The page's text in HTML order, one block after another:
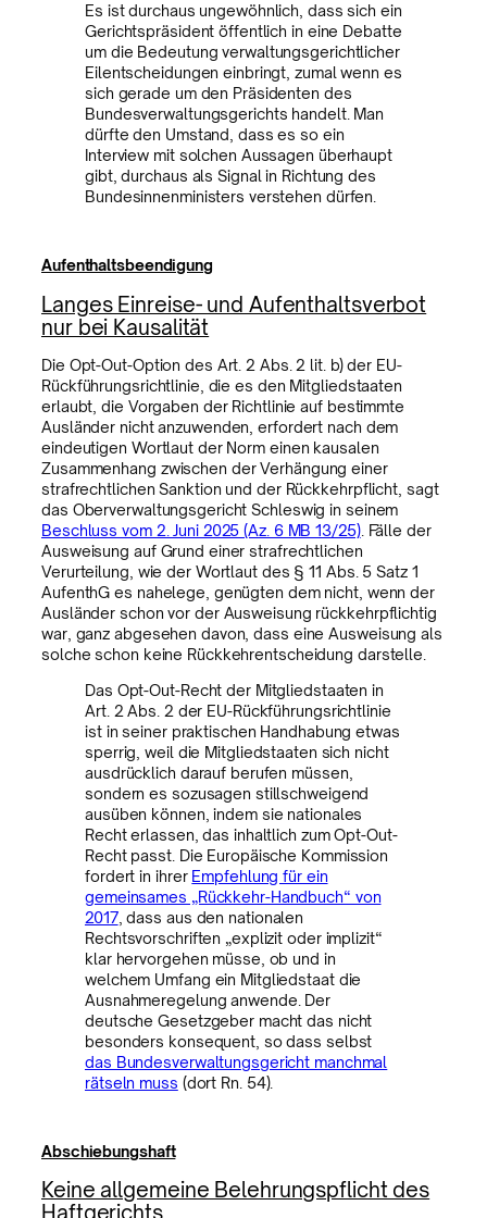
Es ist durchaus ungewöhnlich, dass sich ein
Gerichtspräsident öffentlich in eine Debatte
um die Bedeutung verwaltungsgerichtlicher
Eilentscheidungen einbringt, zumal wenn es
sich gerade um den Präsidenten des
Bundesverwaltungsgerichts handelt. Man
dürfte den Umstand, dass es so ein
Interview mit solchen Aussagen überhaupt
gibt, durchaus als Signal in Richtung des
Bundesinnenministers verstehen dürfen.
Aufenthaltsbeendigung
Langes Einreise- und Aufenthaltsverbot
nur bei Kausalität
Die Opt-Out-Option des Art. 2 Abs. 2 lit. b) der EU-
Rückführungsrichtlinie, die es den Mitgliedstaaten
erlaubt, die Vorgaben der Richtlinie auf bestimmte
Ausländer nicht anzuwenden, erfordert nach dem
eindeutigen Wortlaut der Norm einen kausalen
Zusammenhang zwischen der Verhängung einer
strafrechtlichen Sanktion und der Rückkehrpflicht, sagt
das Oberverwaltungsgericht Schleswig in seinem
Beschluss vom 2. Juni 2025 (Az. 6 MB 13/25). Fälle der
Ausweisung auf Grund einer strafrechtlichen
Verurteilung, wie der Wortlaut des § 11 Abs. 5 Satz 1
AufenthG es nahelege, genügten dem nicht, wenn der
Ausländer schon vor der Ausweisung rückkehrpflichtig
war, ganz abgesehen davon, dass eine Ausweisung als
solche schon keine Rückkehrentscheidung darstelle.
Das Opt-Out-Recht der Mitgliedstaaten in
Art. 2 Abs. 2 der EU-Rückführungsrichtlinie
ist in seiner praktischen Handhabung etwas
sperrig, weil die Mitgliedstaaten sich nicht
ausdrücklich darauf berufen müssen,
sondern es sozusagen stillschweigend
ausüben können, indem sie nationales
Recht erlassen, das inhaltlich zum Opt-Out-
Recht passt. Die Europäische Kommission
fordert in ihrer Empfehlung für ein
gemeinsames „Rückkehr-Handbuch“ von
2017, dass aus den nationalen
Rechtsvorschriften „explizit oder implizit“
klar hervorgehen müsse, ob und in
welchem Umfang ein Mitgliedstaat die
Ausnahmeregelung anwende. Der
deutsche Gesetzgeber macht das nicht
besonders konsequent, so dass selbst
das Bundesverwaltungsgericht manchmal
rätseln muss (dort Rn. 54).
Abschiebungshaft
Keine allgemeine Belehrungspflicht des
Haftgerichts